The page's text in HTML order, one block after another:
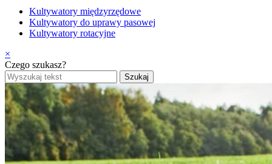
Kultywatory międzyrzędowe
Kultywatory do uprawy pasowej
Kultywatory rotacyjne
×
Czego szukasz?